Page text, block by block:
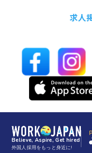
求人
Believe, Aspire, Get hired
外国人採用をもっと身近に!